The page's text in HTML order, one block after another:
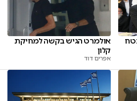
אולמרט הגיש בקשה למחיקת
קלון
אפרים דוד